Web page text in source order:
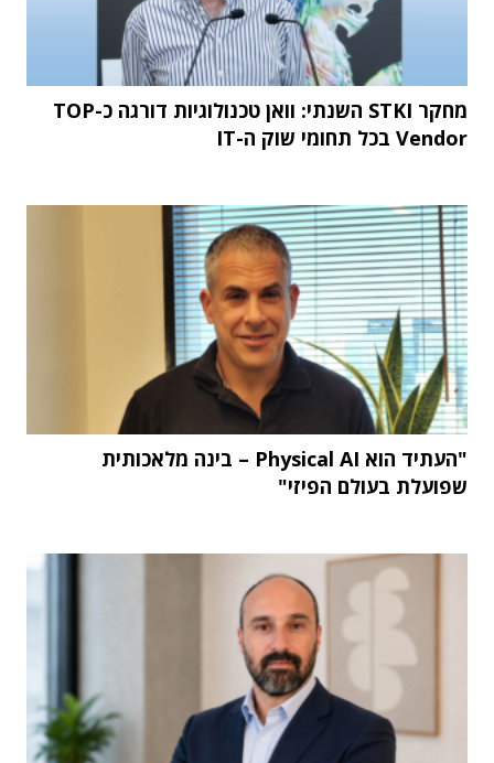
מחקר STKI השנתי: וואן טכנולוגיות דורגה כ-TOP
Vendor בכל תחומי שוק ה-IT
"העתיד הוא Physical AI – בינה מלאכותית
שפועלת בעולם הפיזי"